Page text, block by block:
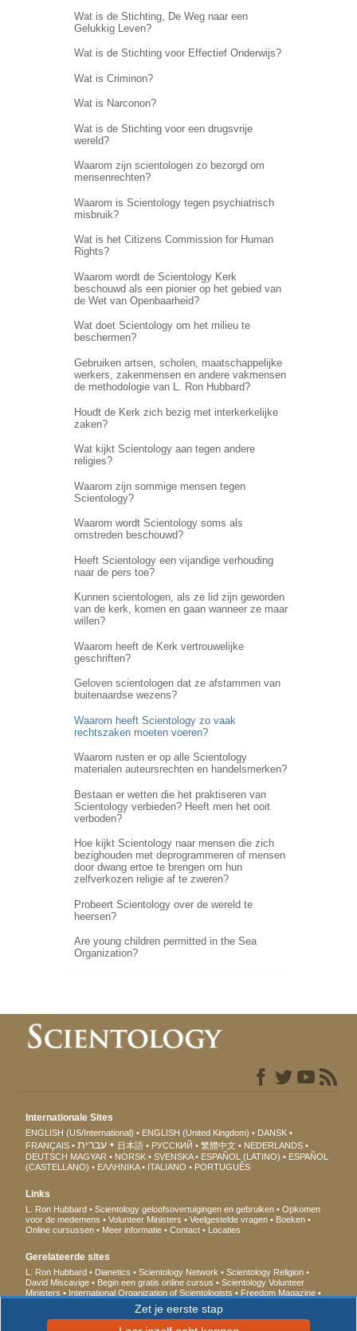
Wat is de Stichting, De Weg naar een
Gelukkig Leven?
Wat is de Stichting voor Effectief Onderwijs?
Wat is Criminon?
Wat is Narconon?
Wat is de Stichting voor een drugsvrije
wereld?
Waarom zijn scientologen zo bezorgd om
mensenrechten?
Waarom is Scientology tegen psychiatrisch
misbruik?
Wat is het Citizens Commission for Human
Rights?
Waarom wordt de Scientology Kerk
beschouwd als een pionier op het gebied van
de Wet van Openbaarheid?
Wat doet Scientology om het milieu te
beschermen?
Gebruiken artsen, scholen, maatschappelijke
werkers, zakenmensen en andere vakmensen
de methodologie van L. Ron Hubbard?
Houdt de Kerk zich bezig met interkerkelijke
zaken?
Wat kijkt Scientology aan tegen andere
religies?
Waarom zijn sommige mensen tegen
Scientology?
Waarom wordt Scientology soms als
omstreden beschouwd?
Heeft Scientology een vijandige verhouding
naar de pers toe?
Kunnen scientologen, als ze lid zijn geworden
van de kerk, komen en gaan wanneer ze maar
willen?
Waarom heeft de Kerk vertrouwelijke
geschriften?
Geloven scientologen dat ze afstammen van
buitenaardse wezens?
Waarom heeft Scientology zo vaak
rechtszaken moeten voeren?
Waarom rusten er op alle Scientology
materialen auteursrechten en handelsmerken?
Bestaan er wetten die het praktiseren van
Scientology verbieden? Heeft men het ooit
verboden?
Hoe kijkt Scientology naar mensen die zich
bezighouden met deprogrammeren of mensen
door dwang ertoe te brengen om hun
zelfverkozen religie af te zweren?
Probeert Scientology over de wereld te
heersen?
Are young children permitted in the Sea
Organization?
Zet je eerste stap
Internationale Sites
ENGLISH (US/International) ENGLISH (United Kingdom)
DANSK
FRANÇAIS
עברית 日本語 РУССКИЙ 繁體中文
NEDERLANDS
DEUTSCH MAGYAR NORSK SVENSKA ESPAÑOL (LATINO)
ESPAÑOL
(CASTELLANO)
ΕΛΛΗΝΙΚA ITALIANO PORTUGUÊS
Links
L. Ron Hubbard Scientology geloofsovertuigingen en gebruiken
Opkomen
voor de medemens
Volunteer Ministers Veelgestelde vragen
Boeken
Online cursussen
Meer informatie Contact Locaties
Gerelateerde sites
L. Ron Hubbard Dianetics Scientology Network
Scientology Religion
David Miscavige
Begin een gratis online cursus
Scientology Volunteer
Ministers
International Organization of Scientologists
Freedom Magazine
De Weg naar een Gelukkig Leven
United voor Mensenrechten
Jongeren voor
Mensenrechten